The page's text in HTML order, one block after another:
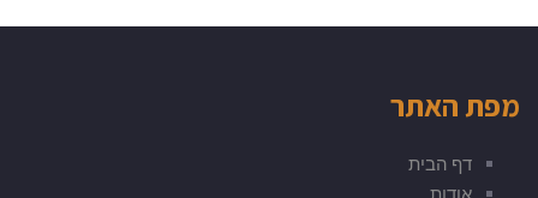
מפת האתר
דף הבית
אודות